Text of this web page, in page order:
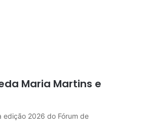
Maria Martins e
edição 2026 do Fórum de